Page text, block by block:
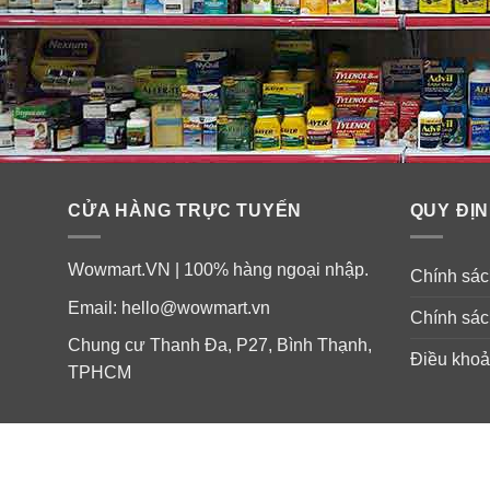
CỬA HÀNG TRỰC TUYẾN
Wowmart.VN | 100% hàng ngoại nhập.
Email: hello@wowmart.vn
Chung cư Thanh Đa, P27, Bình Thạnh,
TPHCM
QUY
Chính
Chính
Điều